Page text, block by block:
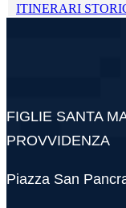
ITINERARI
FIGLIE SANTA
PROVVIDENZA
Piazza San